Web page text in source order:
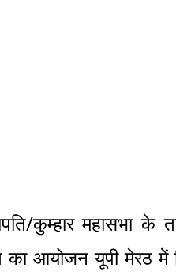
कुम्हार महासभा के
का आयोजन यूपी मेरठ में